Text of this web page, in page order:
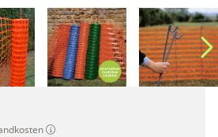
grün, 1 x 25m plus 10 Standard